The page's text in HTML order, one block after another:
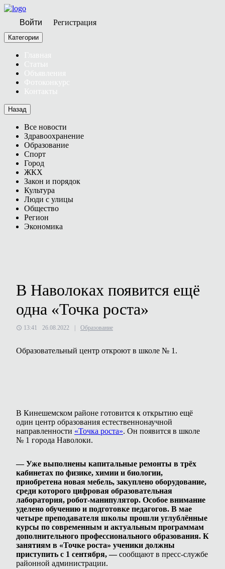
Войти Регистрация
Категории
Главная
Статьи
Объявления
Фотоконкурс
Контакты
Назад
Все новости
Здравоохранение
Образование
Спорт
Город
ЖКХ
Закон и порядок
Культура
Люди с улицы
Общество
Регион
Экономика
В Наволоках появится ещё
одна «Точка роста»
13:41 26.08.2022 Образование
Образовательный центр откроют в школе № 1.
В Кинешемском районе готовится к открытию ещё
один центр образования естественнонаучной
направленности «Точка роста». Он появится в школе
№ 1 города Наволоки.
— Уже выполнены капитальные ремонты в трёх
кабинетах по физике, химии и биологии,
приобретена новая мебель, закуплено оборудование,
среди которого цифровая образовательная
лаборатория, робот-манипулятор. Особое внимание
уделено обучению и подготовке педагогов. В мае
четыре преподавателя школы прошли углублённые
курсы по современным и актуальным программам
дополнительного профессионального образования. К
занятиям в «Точке роста» ученики должны
приступить с 1 сентября, —сообщают в пресс-службе
районной администрации.